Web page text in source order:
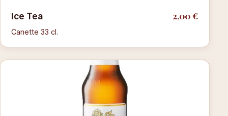
Ice Tea 2,00 €
Canette 33 cl.